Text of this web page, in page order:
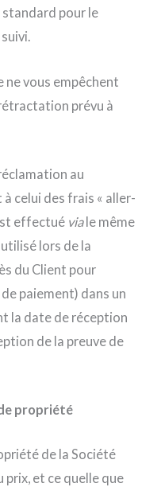
standard pour le
vous empêchent
prévu à
au
celui des frais « aller-
effectué viale même
lors de la
du Client pour
paiement) dans un
la date de réception
de la preuve de
propriété
de la Société
prix, et ce quelle que